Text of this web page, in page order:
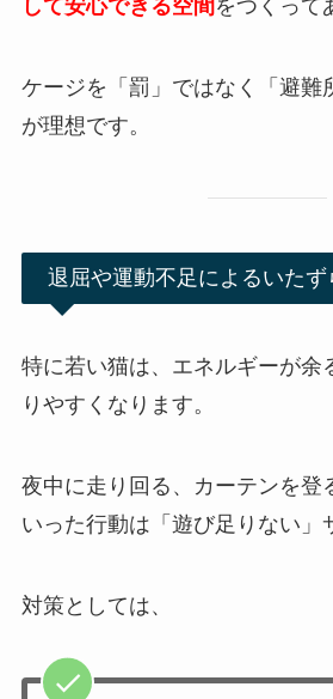
して安心できる空間 をつくって
ケージを「罰」ではなく「避難
が理想です。
退屈や運動不足によるいたず
特に若い猫は、エネルギーが余
りやすくなります。
夜中に走り回る、カーテンを登
いった行動は「遊び足りない」
対策としては、